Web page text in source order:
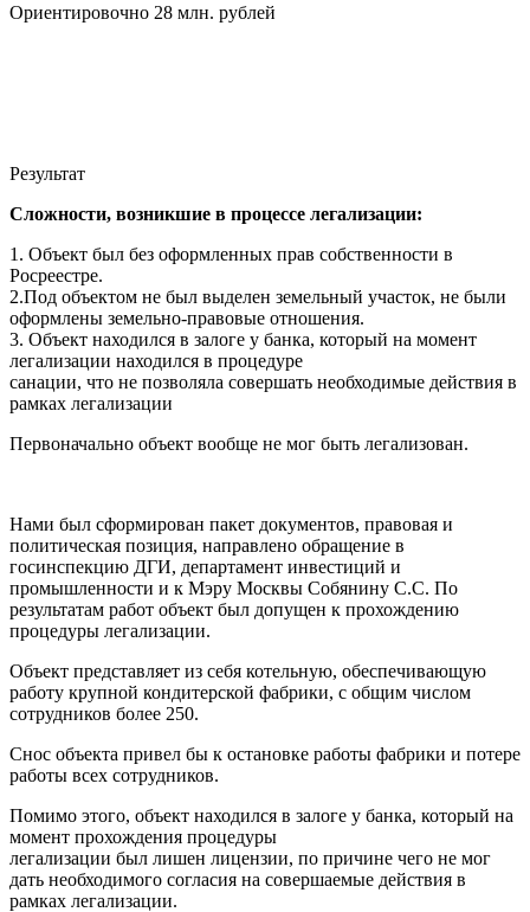
Ориентировочно 28 млн. рублей
Результат
Сложности, возникшие в процессе легализации:
1. Объект был без оформленных прав собственности в
Росреестре.
2.Под объектом не был выделен земельный участок, не были
оформлены земельно-правовые отношения.
3. Объект находился в залоге у банка, который на момент
легализации находился в процедуре
санации, что не позволяла совершать необходимые действия в
рамках легализации
Первоначально объект вообще не мог быть легализован.
Нами был сформирован пакет документов, правовая и
политическая позиция, направлено обращение в
госинспекцию ДГИ, департамент инвестиций и
промышленности и к Мэру Москвы Собянину С.С. По
результатам работ объект был допущен к прохождению
процедуры легализации.
Объект представляет из себя котельную, обеспечивающую
работу крупной кондитерской фабрики, с общим числом
сотрудников более 250.
Снос объекта привел бы к остановке работы фабрики и потере
работы всех сотрудников.
Помимо этого, объект находился в залоге у банка, который на
момент прохождения процедуры
легализации был лишен лицензии, по причине чего не мог
дать необходимого согласия на совершаемые действия в
рамках легализации.